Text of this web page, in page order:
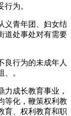
为。
青年团、妇女结
道处事处对有需要
行为的未成年人
。
成长教育事业，
等化，鞭策权利教
育、权利教育和职